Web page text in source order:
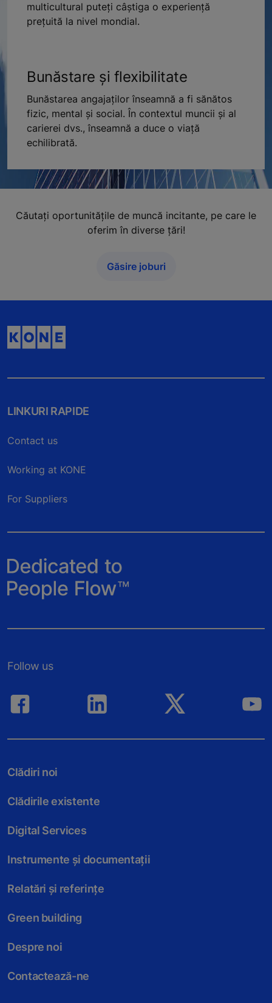
multicultural puteți câștiga o experiență
prețuită la nivel mondial.
Bunăstare și flexibilitate
Bunăstarea angajaților înseamnă a fi sănătos
fizic, mental și social. În contextul muncii și al
carierei dvs., înseamnă a duce o viață
echilibrată.
Căutați oportunitățile de muncă incitante, pe care le
oferim în diverse țări!
Găsire joburi
LINKURI RAPIDE
Contact us
Working at KONE
For Suppliers
Follow us
Clădiri noi
Clădirile existente
Digital Services
Instrumente și documentații
Relatări și referințe
Green building
Despre noi
Contactează-ne